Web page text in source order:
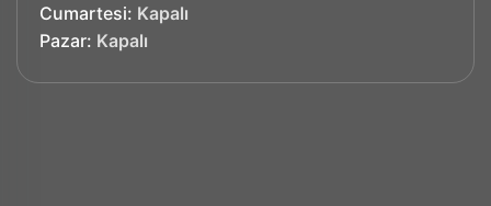
Cumartesi: Kapalı
Pazar: Kapalı